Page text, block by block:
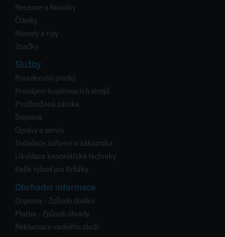
Recenze a Novinky
Články
Návody a tipy
Značky
Služby
Poradenství prodej
Pronájem kopírovacích strojů
Prodloužená záruka
Doprava
Opravy a servis
Instalace zařízení u zákazníka
Likvidace kancelářské techniky
Balík výhod pro Brňáky
Obchodní informace
Doprava - Způsob dodání
Platba - Způsob úhrady
Reklamace vadného zboží